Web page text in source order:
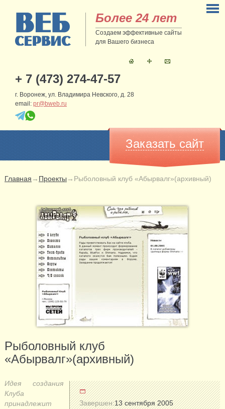
Более 24 лет
Создаем эффективные сайты
для Вашего бизнеса
+ 7 (473) 274-47-57
г. Воронеж, ул. Владимира Невского, д. 28
email: pr@bweb.ru
Заказать сайт
Главная → Проекты → Рыболовный клуб «Абырвалг»(архивный)
Рыболовный клуб
«Абырвалг»(архивный)
Завершен:13 сентября 2005
Идея создания
Клуба
принадлежит